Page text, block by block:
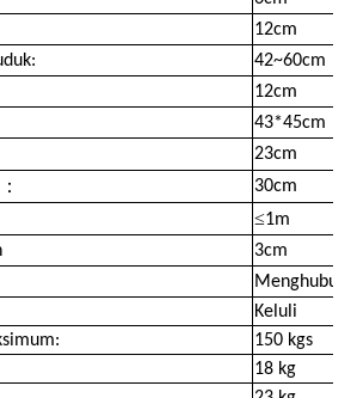
12cm
42~60cm
12cm
43*45cm
23cm
：
30cm
≤1m
3cm
Keluli
150 kgs
18 kg